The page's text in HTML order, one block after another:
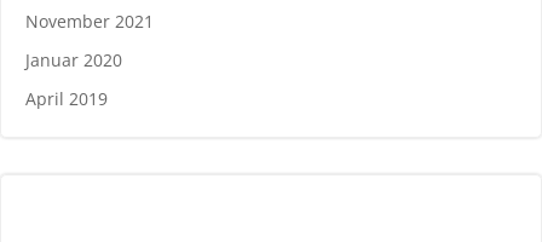
November 2021
Januar 2020
April 2019